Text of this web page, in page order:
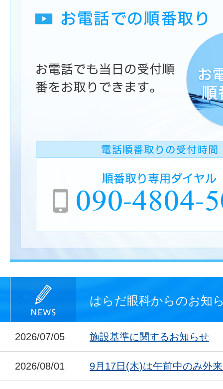
はらだ眼科からのお知
2026/07/05 施設基準に関するお知らせ
2026/08/01 9月17日(木)は午前中のみ外